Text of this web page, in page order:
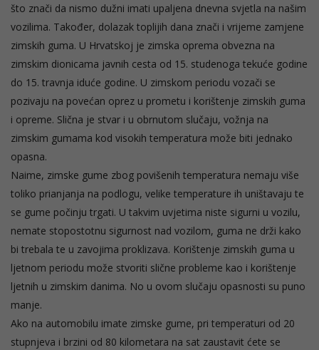
što znači da nismo dužni imati upaljena dnevna svjetla na našim
vozilima. Također, dolazak toplijih dana znači i vrijeme zamjene
zimskih guma. U Hrvatskoj je zimska oprema obvezna na
zimskim dionicama javnih cesta od 15. studenoga tekuće godine
do 15. travnja iduće godine. U zimskom periodu vozači se
pozivaju na povećan oprez u prometu i korištenje zimskih guma
i opreme. Slična je stvar i u obrnutom slučaju, vožnja na
zimskim gumama kod visokih temperatura može biti jednako
opasna.
Naime, zimske gume zbog povišenih temperatura nemaju više
toliko prianjanja na podlogu, velike temperature ih uništavaju te
se gume počinju trgati. U takvim uvjetima niste sigurni u vozilu,
nemate stopostotnu sigurnost nad vozilom, guma ne drži kako
bi trebala te u zavojima proklizava. Korištenje zimskih guma u
ljetnom periodu može stvoriti slične probleme kao i korištenje
ljetnih u zimskim danima. No u ovom slučaju opasnosti su puno
manje.
Ako na automobilu imate zimske gume, pri temperaturi od 20
stupnjeva i brzini od 80 kilometara na sat zaustavit ćete se